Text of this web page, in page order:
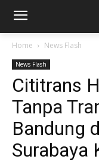
Home News Flash
News Flash
Cititrans
Tanpa
Bandung
Surabaya